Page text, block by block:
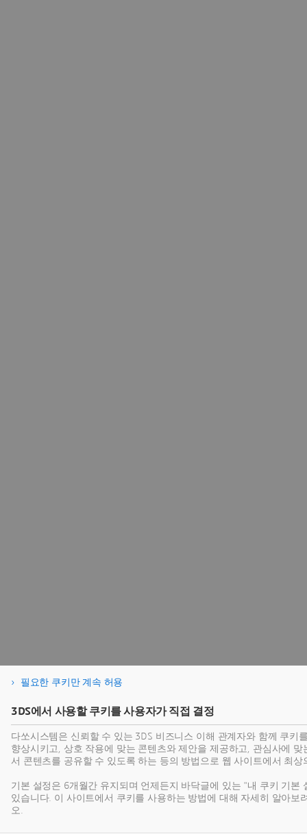
필요한 쿠키만 계속 허용
3DS에서 사용할 쿠키를 사용자가 직접 결정
다쏘시스템은 신뢰할 수 있는 3DS 비즈니스 이해 관계자와 함께 쿠키
향상시키고, 상호 작용에 맞는 콘텐츠와 제안을 제공하고, 관심사에
서 콘텐츠를 공유할 수 있도록 하는 등의 방법으로 웹 사이트에서 최상
기본 설정은 6개월간 유지되며 언제든지 바닥글에 있는 "내 쿠키 기본
있습니다. 이 사이트에서 쿠키를 사용하는 방법에 대해 자세히 알아보
오.